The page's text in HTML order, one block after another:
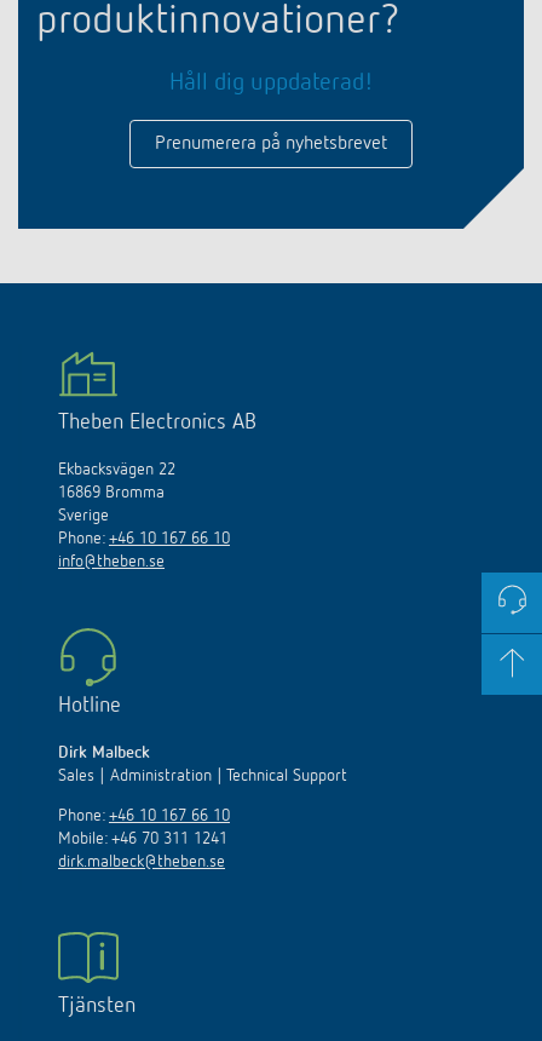
produktinnovationer?
Håll dig uppdaterad!
Prenumerera på nyhetsbrevet
Theben Electronics AB
Ekbacksvägen 22
16869 Bromma
Sverige
Phone: +46 10 167 66 10
info@theben.se
Hotline
Dirk Malbeck
Sales | Administration | Technical Support
Phone: +46 10 167 66 10
Mobile: +46 70 311 1241
dirk.malbeck@theben.se
Tjänsten